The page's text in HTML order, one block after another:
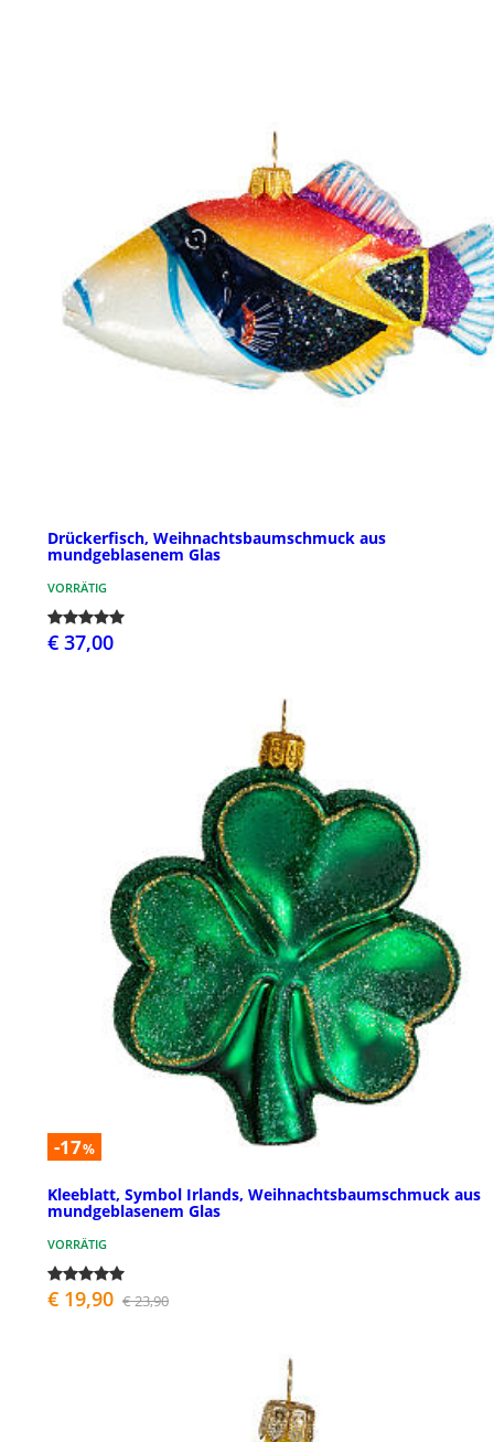
Drückerfisch, Weihnachtsbaumschmuck aus
mundgeblasenem Glas
VORRÄTIG
€ 37,00
-17%
Kleeblatt, Symbol Irlands, Weihnachtsbaumschmuck aus
mundgeblasenem Glas
VORRÄTIG
€ 19,90 € 23,90